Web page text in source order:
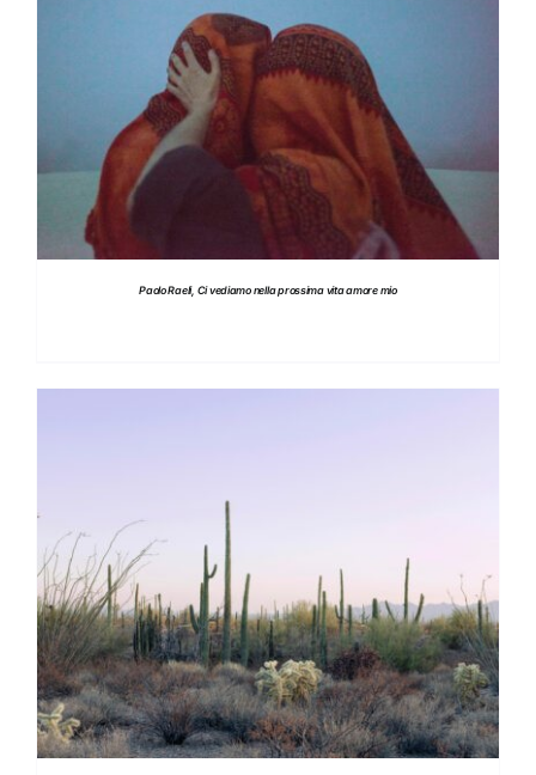
DETTAGLI
Paolo Raeli, Ci vediamo nella prossima vita amore mio
DETTAGLI